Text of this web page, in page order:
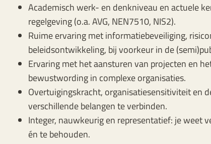
Academisch werk- en denkniveau en actuele
regelgeving (o.a. AVG, NEN7510, NIS2).
Ruime ervaring met informatiebeveiliging,
beleidsontwikkeling, bij voorkeur in de
Ervaring met het aansturen van projecten en
bewustwording in complexe organisaties.
Overtuigingskracht, organisatiesensitiviteit en
verschillende belangen te verbinden.
Integer, nauwkeurig en representatief: je weet
én te behouden.